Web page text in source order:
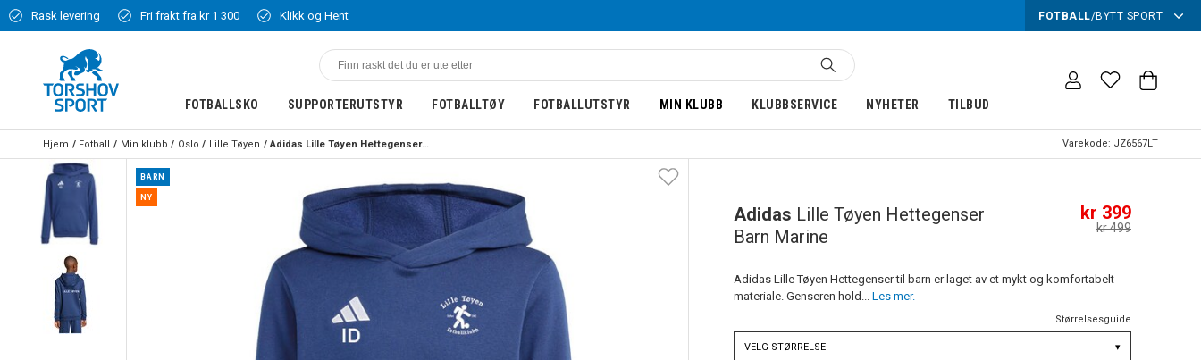
Rask levering Fri frakt fra kr 1 300 Klikk og Hent FOTBALL/BYTT SPORT
FOTBALLSKO SUPPORTERUTSTYR FOTBALLTØY FOTBALLUTSTYR MIN KLUBB KLUBBSERVICE NYHETER TILBUD
Hjem Fotball Min klubb Oslo Lille Tøyen Adidas Lille Tøyen Hettegenser Barn Marine Varekode: JZ6567LT
BARN
NY
Adidas Lille Tøyen Hettegenser
Barn Marine
kr 399
kr 499
Adidas Lille Tøyen Hettegenser til barn er laget av et mykt og komfortabelt
materiale. Genseren hold... Les mer.
Størrelsesguide
VELG STØRRELSE ▾